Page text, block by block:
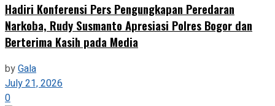
Hadiri Konferensi Pers Pengungkapan Peredaran
Narkoba, Rudy Susmanto Apresiasi Polres Bogor dan
Berterima Kasih pada Media
byGala
July 21, 2026
0